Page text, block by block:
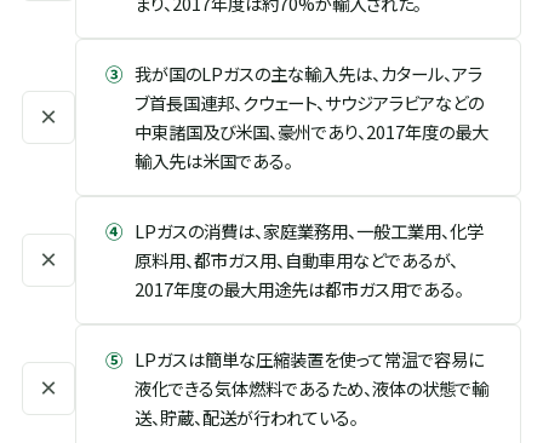
×
③ 我が国のLPガスの主な輸入先は、カタール、アラ
ブ首長国連邦、クウェート、サウジアラビアなどの
中東諸国及び米国、豪州であり、2017年度の最大
輸入先は米国である。
×
④ LPガスの消費は、家庭業務用、一般工業用、化学
原料用、都市ガス用、自動車用などであるが、
2017年度の最大用途先は都市ガス用である。
×
⑤ LPガスは簡単な圧縮装置を使って常温で容易に
液化できる気体燃料であるため、液体の状態で輸
送、貯蔵、配送が行われている。